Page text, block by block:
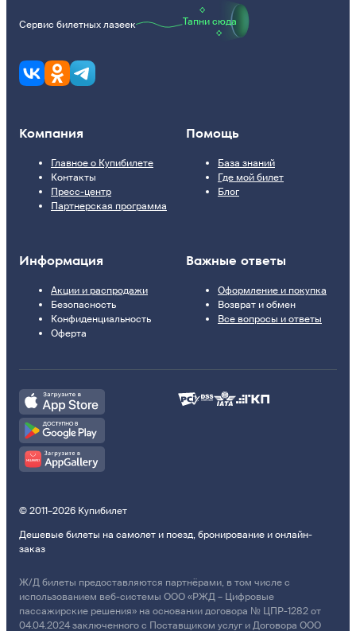
Сервис билетных лазеек Тапни сюда
Компания
Главное о Купибилете
Контакты
Пресс-центр
Партнерская программа
Помощь
База знаний
Где мой билет
Блог
Информация
Акции и распродажи
Безопасность
Конфиденциальность
Оферта
Важные ответы
Оформление и покупка
Возврат и обмен
Все вопросы и ответы
© 2011–2026 Купибилет
Дешевые билеты на самолет и поезд, бронирование и онлайн-
заказ
Ж/Д билеты предоставляются партнёрами, в том числе с
использованием веб-системы ООО «РЖД – Цифровые
пассажирские решения» на основании договора № ЦПР-1282 от
04.04.2024 заключенного с Поставщиком услуг и Договора ООО